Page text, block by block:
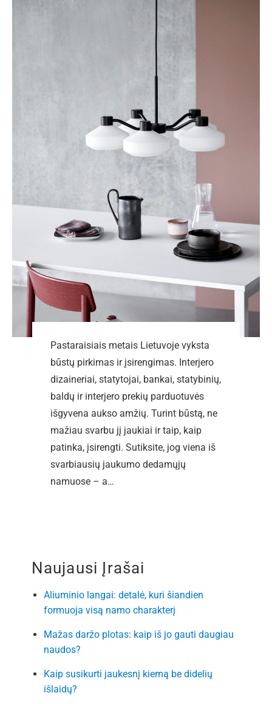
Pastaraisiais metais Lietuvoje vyksta
būstų pirkimas ir įsirengimas. Interjero
dizaineriai, statytojai, bankai, statybinių,
baldų ir interjero prekių parduotuvės
išgyvena aukso amžių. Turint būstą, ne
mažiau svarbu jį jaukiai ir taip, kaip
patinka, įsirengti. Sutiksite, jog viena iš
svarbiausių jaukumo dedamųjų
namuose – a…
Naujausi Įrašai
Aliuminio langai: detalė, kuri šiandien
formuoja visą namo charakterį
Mažas daržo plotas: kaip iš jo gauti daugiau
naudos?
Kaip susikurti jaukesnį kiemą be didelių
išlaidų?